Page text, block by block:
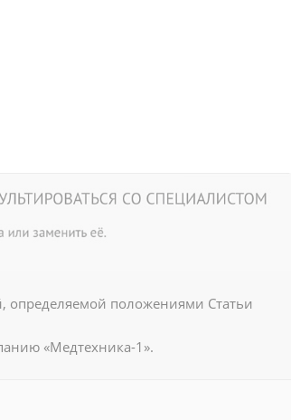
определяемой положениями Статьи
«Медтехника-1».